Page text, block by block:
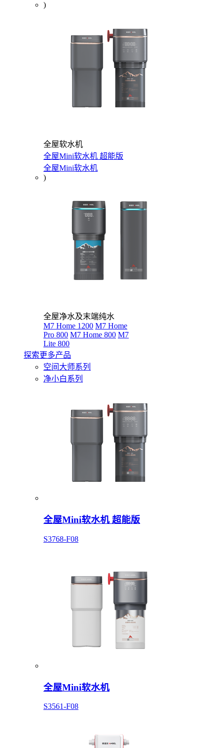
)
全屋软水机
全屋Mini软水机 超能版
全屋Mini软水机
)
全屋净水及末端纯水
M7 Home 1200 M7 Home
Pro 800 M7 Home 800 M7
Lite 800
探索更多产品
空间大师系列
净小白系列
全屋Mini软水机 超能版
S3768-F08
全屋Mini软水机
S3561-F08